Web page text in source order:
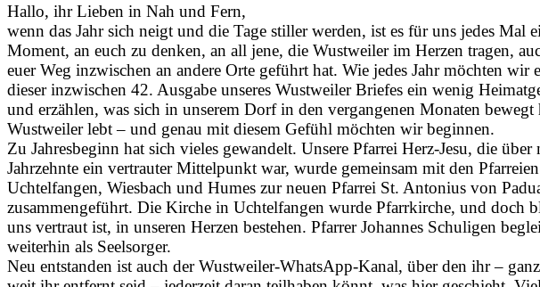
Hallo, ihr Lieben in Nah und Fern,
wenn das Jahr sich neigt und die Tage stiller werden, ist es für uns jedes Mal
Moment, an euch zu denken, an all jene, die Wustweiler im Herzen tragen,
euer Weg inzwischen an andere Orte geführt hat. Wie jedes Jahr möchten wir
dieser inzwischen 42. Ausgabe unseres Wustweiler Briefes ein wenig
und erzählen, was sich in unserem Dorf in den vergangenen Monaten bewegt
Wustweiler lebt – und genau mit diesem Gefühl möchten wir beginnen.
Zu Jahresbeginn hat sich vieles gewandelt. Unsere Pfarrei Herz-Jesu, die über
Jahrzehnte ein vertrauter Mittelpunkt war, wurde gemeinsam mit den Pfarreien
Uchtelfangen, Wiesbach und Humes zur neuen Pfarrei St. Antonius von
zusammengeführt. Die Kirche in Uchtelfangen wurde Pfarrkirche, und doch
uns vertraut ist, in unseren Herzen bestehen. Pfarrer Johannes Schuligen
weiterhin als Seelsorger.
Neu entstanden ist auch der Wustweiler-WhatsApp-Kanal, über den ihr –